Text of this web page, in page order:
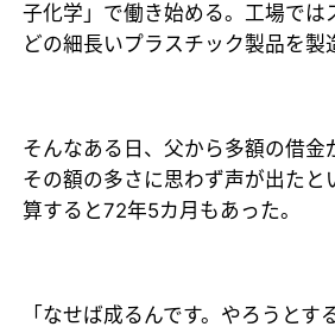
子化学」で働き始める。工場では
どの細長いプラスチック製品を製
そんなある日、父から多額の借金
その額の多さに思わず声が出たと
算すると72年5カ月もあった。
「なせば成るんです。やろうとす